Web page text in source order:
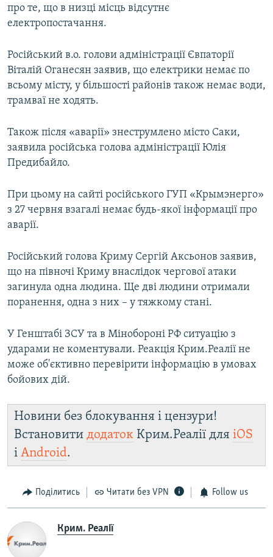
про те, що в низці місць відсутнє
електропостачання.
Російський в.о. голови адміністрації Євпаторії
Віталій Оганесян заявив, що електрики немає по
всьому місту, у більшості районів також немає води,
трамваї не ходять.
Також після «аварії» знеструмлено місто Саки,
заявила російська голова адміністрації Юлія
Предибайло.
При цьому на сайті російського ГУП «Крымэнерго»
з 27 червня взагалі немає будь-якої інформації про
аварії.
Російський голова Криму Сергій Аксьонов заявив,
що на півночі Криму внаслідок чергової атаки
загинула одна людина. Ще дві людини отримали
поранення, одна з них – у тяжкому стані.
У Генштабі ЗСУ та в Мінобороні РФ ситуацію з
ударами не коментували. Реакція Крим.Реалії не
може об'єктивно перевірити інформацію в умовах
бойових дій.
Новини без блокування і цензури!
Встановити додаток Крим.Реалії для iOS
і Android.
Поділитись Читати без VPN Follow us
Крим. Реалії